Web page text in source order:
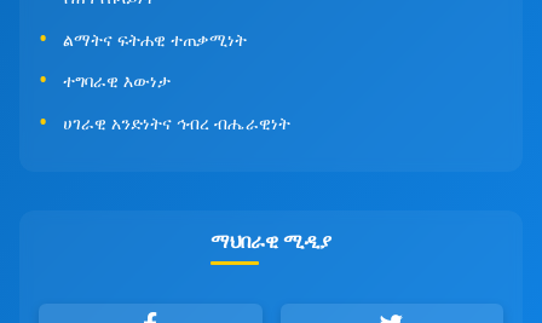
ልማትና ፍትሐዊ ተጠቃሚነት
ተግባራዊ እውነታ
ሀገራዊ አንድነትና ኅብረ ብሔራዊነት
ማህበራዊ ሚዲያ